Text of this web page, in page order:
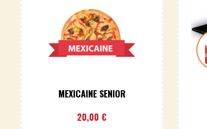
MEXICAINE SENIOR
20,00 €